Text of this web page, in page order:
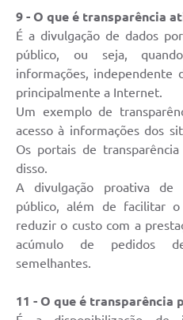
9 - O que é transparência
É a divulgação de dados
público, ou seja,
informações, independente
principalmente a Internet.
Um exemplo de
acesso à informações dos
Os portais de
disso.
A divulgação proativa de
público, além de facilitar
reduzir o custo com a
acúmulo de pedidos
semelhantes.
11 - O que é transparência